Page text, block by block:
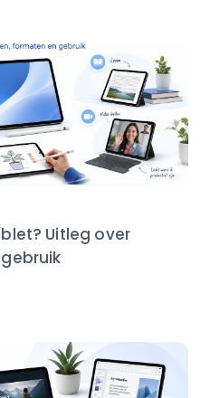
Uitleg over